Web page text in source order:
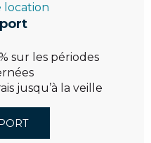
location
sur les périodes
jusqu’à la veille